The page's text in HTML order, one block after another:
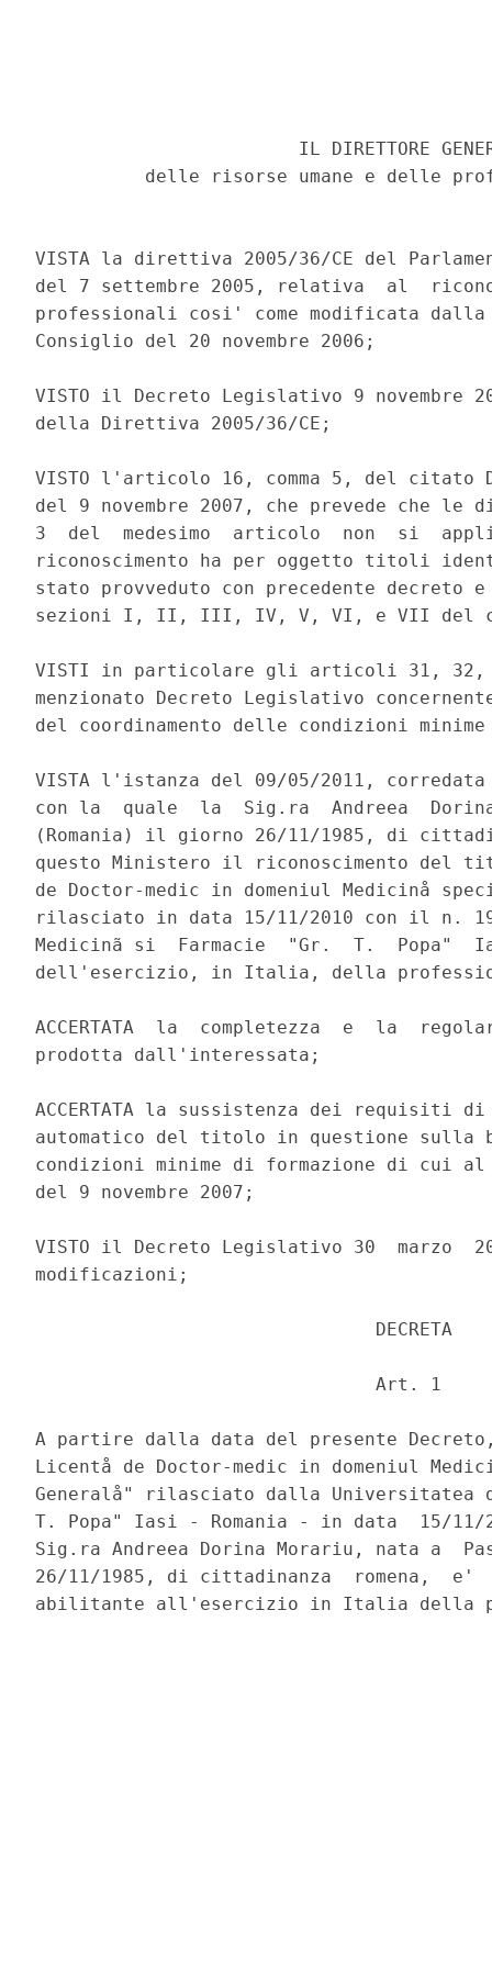
IL DIRETTORE
delle risorse umane e delle
VISTA la direttiva 2005/36/CE del
del 7 settembre 2005, relativa  al
professionali cosi' come modificata
Consiglio del 20 novembre 2006;
VISTO il Decreto Legislativo 9
della Direttiva 2005/36/CE;
VISTO l'articolo 16, comma 5, del citato
del 9 novembre 2007, che prevede che le
3  del  medesimo  articolo  non  si
riconoscimento ha per oggetto titoli
stato provveduto con precedente
sezioni I, II, III, IV, V, VI, e VII del
VISTI in particolare gli articoli 31, 32,
menzionato Decreto Legislativo
del coordinamento delle condizioni
VISTA l'istanza del 09/05/2011,
con la  quale  la  Sig.ra  Andreea
(Romania) il giorno 26/11/1985, di
questo Ministero il riconoscimento del
de Doctor-medic in domeniul Medicinå
rilasciato in data 15/11/2010 con il n.
Medicinã si  Farmacie  "Gr.  T.  Popa"
dell'esercizio, in Italia, della
ACCERTATA  la  completezza  e  la
prodotta dall'interessata;
ACCERTATA la sussistenza dei requisiti
automatico del titolo in questione sulla
condizioni minime di formazione di cui
del 9 novembre 2007;
VISTO il Decreto Legislativo 30  marzo
modificazioni;
                               DECRETA
                               Art. 1
A partire dalla data del presente
Licentå de Doctor-medic in domeniul
Generalå" rilasciato dalla Universitatea
T. Popa" Iasi - Romania - in data  15/
Sig.ra Andreea Dorina Morariu, nata a
26/11/1985, di cittadinanza  romena,
abilitante all'esercizio in Italia della